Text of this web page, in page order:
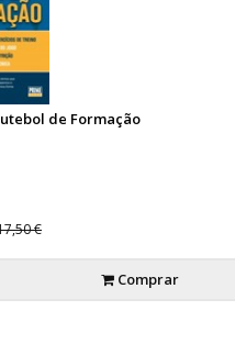
de Formação
€
Comprar